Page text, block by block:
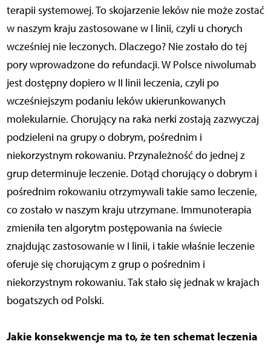
terapii systemowej. To skojarzenie leków nie może zostać
w naszym kraju zastosowane w I linii, czyli u chorych
wcześniej nie leczonych. Dlaczego? Nie zostało do tej
pory wprowadzone do refundacji. W Polsce niwolumab
jest dostępny dopiero w II linii leczenia, czyli po
wcześniejszym podaniu leków ukierunkowanych
molekularnie. Chorujący na raka nerki zostają zazwyczaj
podzieleni na grupy o dobrym, pośrednim i
niekorzystnym rokowaniu. Przynależność do jednej z
grup determinuje leczenie. Dotąd chorujący o dobrym i
pośrednim rokowaniu otrzymywali takie samo leczenie,
co zostało w naszym kraju utrzymane. Immunoterapia
zmieniła ten algorytm postępowania na świecie
znajdując zastosowanie w I linii, i takie właśnie leczenie
oferuje się chorującym z grup o pośrednim i
niekorzystnym rokowaniu. Tak stało się jednak w krajach
bogatszych od Polski.
Jakie konsekwencje ma to, że ten schemat leczenia